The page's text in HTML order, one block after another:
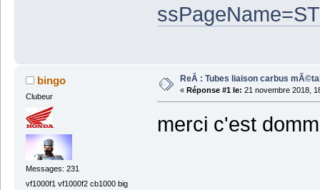
bingo
Clubeur
Messages: 231
vf1000f1 vf1000f2 cb1000 big
ReÂ : Tubes liaison carbus
« Réponse #1 le: 21 novembre 2018,
merci c'est